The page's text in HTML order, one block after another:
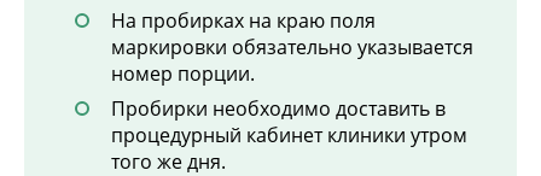
На пробирках на краю поля
маркировки обязательно указывается
номер порции.
Пробирки необходимо доставить в
процедурный кабинет клиники утром
того же дня.